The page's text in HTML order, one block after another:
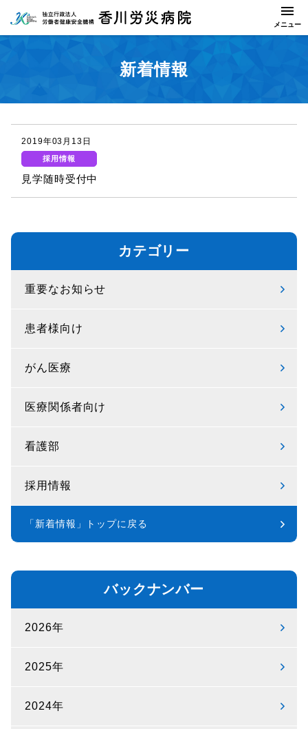
新着情報
2019年03月13日
採用情報
見学随時受付中
カテゴリー
重要なお知らせ
患者様向け
がん医療
医療関係者向け
看護部
採用情報
「新着情報」トップに戻る
バックナンバー
2026年
2025年
2024年